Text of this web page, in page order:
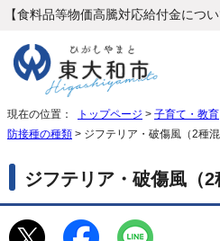
【食料品等物価高騰対応給付金につい
現在の位置： トップページ > 子育て・教育
防接種の種類 > ジフテリア・破傷風（2
ジフテリア・破傷風